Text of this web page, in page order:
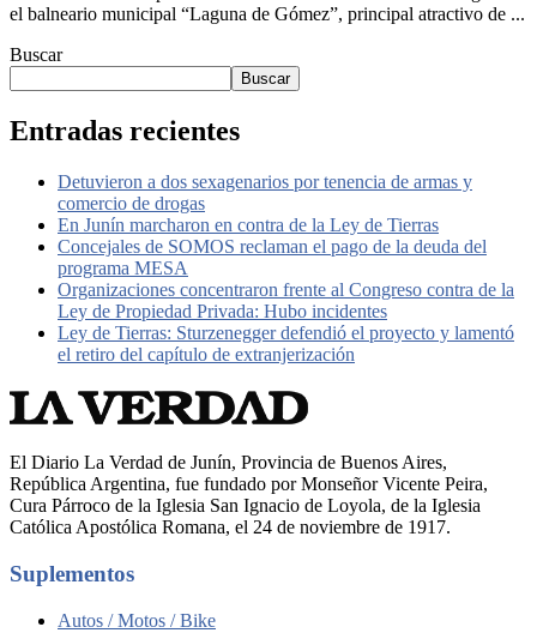
el balneario municipal “Laguna de Gómez”, principal atractivo de ...
Buscar
Buscar
Entradas recientes
Detuvieron a dos sexagenarios por tenencia de armas y
comercio de drogas
En Junín marcharon en contra de la Ley de Tierras
Concejales de SOMOS reclaman el pago de la deuda del
programa MESA
Organizaciones concentraron frente al Congreso contra de la
Ley de Propiedad Privada: Hubo incidentes
Ley de Tierras: Sturzenegger defendió el proyecto y lamentó
el retiro del capítulo de extranjerización
El Diario La Verdad de Junín, Provincia de Buenos Aires,
República Argentina, fue fundado por Monseñor Vicente Peira,
Cura Párroco de la Iglesia San Ignacio de Loyola, de la Iglesia
Católica Apostólica Romana, el 24 de noviembre de 1917.
Suplementos
Autos / Motos / Bike